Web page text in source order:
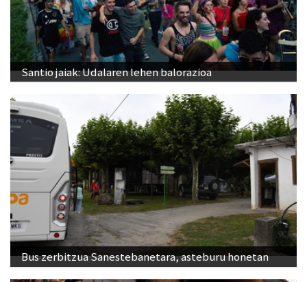
Santio jaiak: Udalaren lehen balorazioa
Bus zerbitzua Sanestebanetara, asteburu honetan